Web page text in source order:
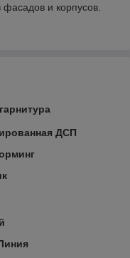
и корпусов.
ДСП